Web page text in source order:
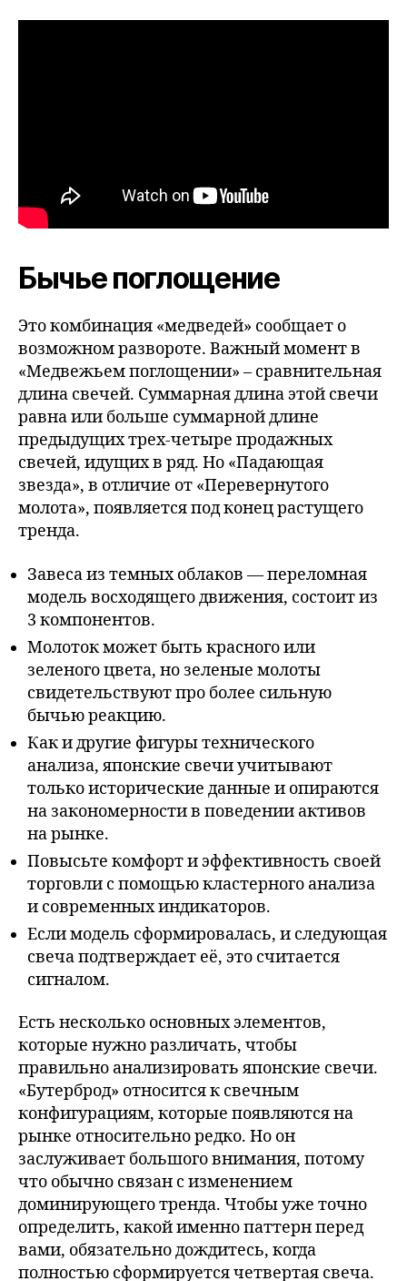
Бычье поглощение
Это комбинация «медведей» сообщает о
возможном развороте. Важный момент в
«Медвежьем поглощении» – сравнительная
длина свечей. Суммарная длина этой свечи
равна или больше суммарной длине
предыдущих трех-четыре продажных
свечей, идущих в ряд. Но «Падающая
звезда», в отличие от «Перевернутого
молота», появляется под конец растущего
тренда.
Завеса из темных облаков — переломная
модель восходящего движения, состоит из
3 компонентов.
Молоток может быть красного или
зеленого цвета, но зеленые молоты
свидетельствуют про более сильную
бычью реакцию.
Как и другие фигуры технического
анализа, японские свечи учитывают
только исторические данные и опираются
на закономерности в поведении активов
на рынке.
Повысьте комфорт и эффективность своей
торговли с помощью кластерного анализа
и современных индикаторов.
Если модель сформировалась, и следующая
свеча подтверждает её, это считается
сигналом.
Есть несколько основных элементов,
которые нужно различать, чтобы
правильно анализировать японские свечи.
«Бутерброд» относится к свечным
конфигурациям, которые появляются на
рынке относительно редко. Но он
заслуживает большого внимания, потому
что обычно связан с изменением
доминирующего тренда. Чтобы уже точно
определить, какой именно паттерн перед
вами, обязательно дождитесь, когда
полностью сформируется четвертая свеча.